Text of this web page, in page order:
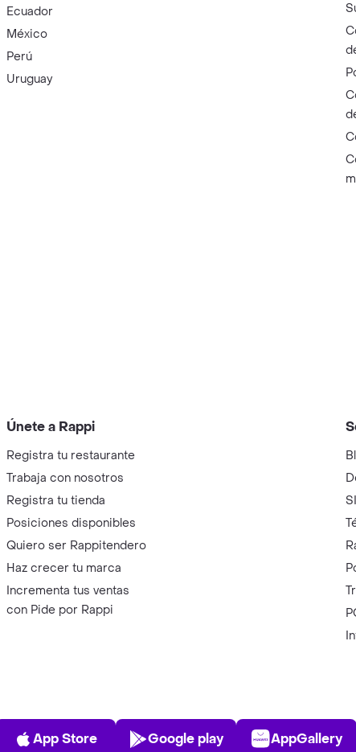
Ecuador
México
Perú
Uruguay
Únete a Rappi
Registra tu restaurante
Trabaja con nosotros
Registra tu tienda
Posiciones disponibles
Quiero ser Rappitendero
Haz crecer tu marca
Incrementa tus ventas
con Pide por Rappi
App Store
App Store
Play Store
Google play AppGallery